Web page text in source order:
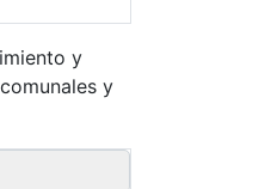
y
y